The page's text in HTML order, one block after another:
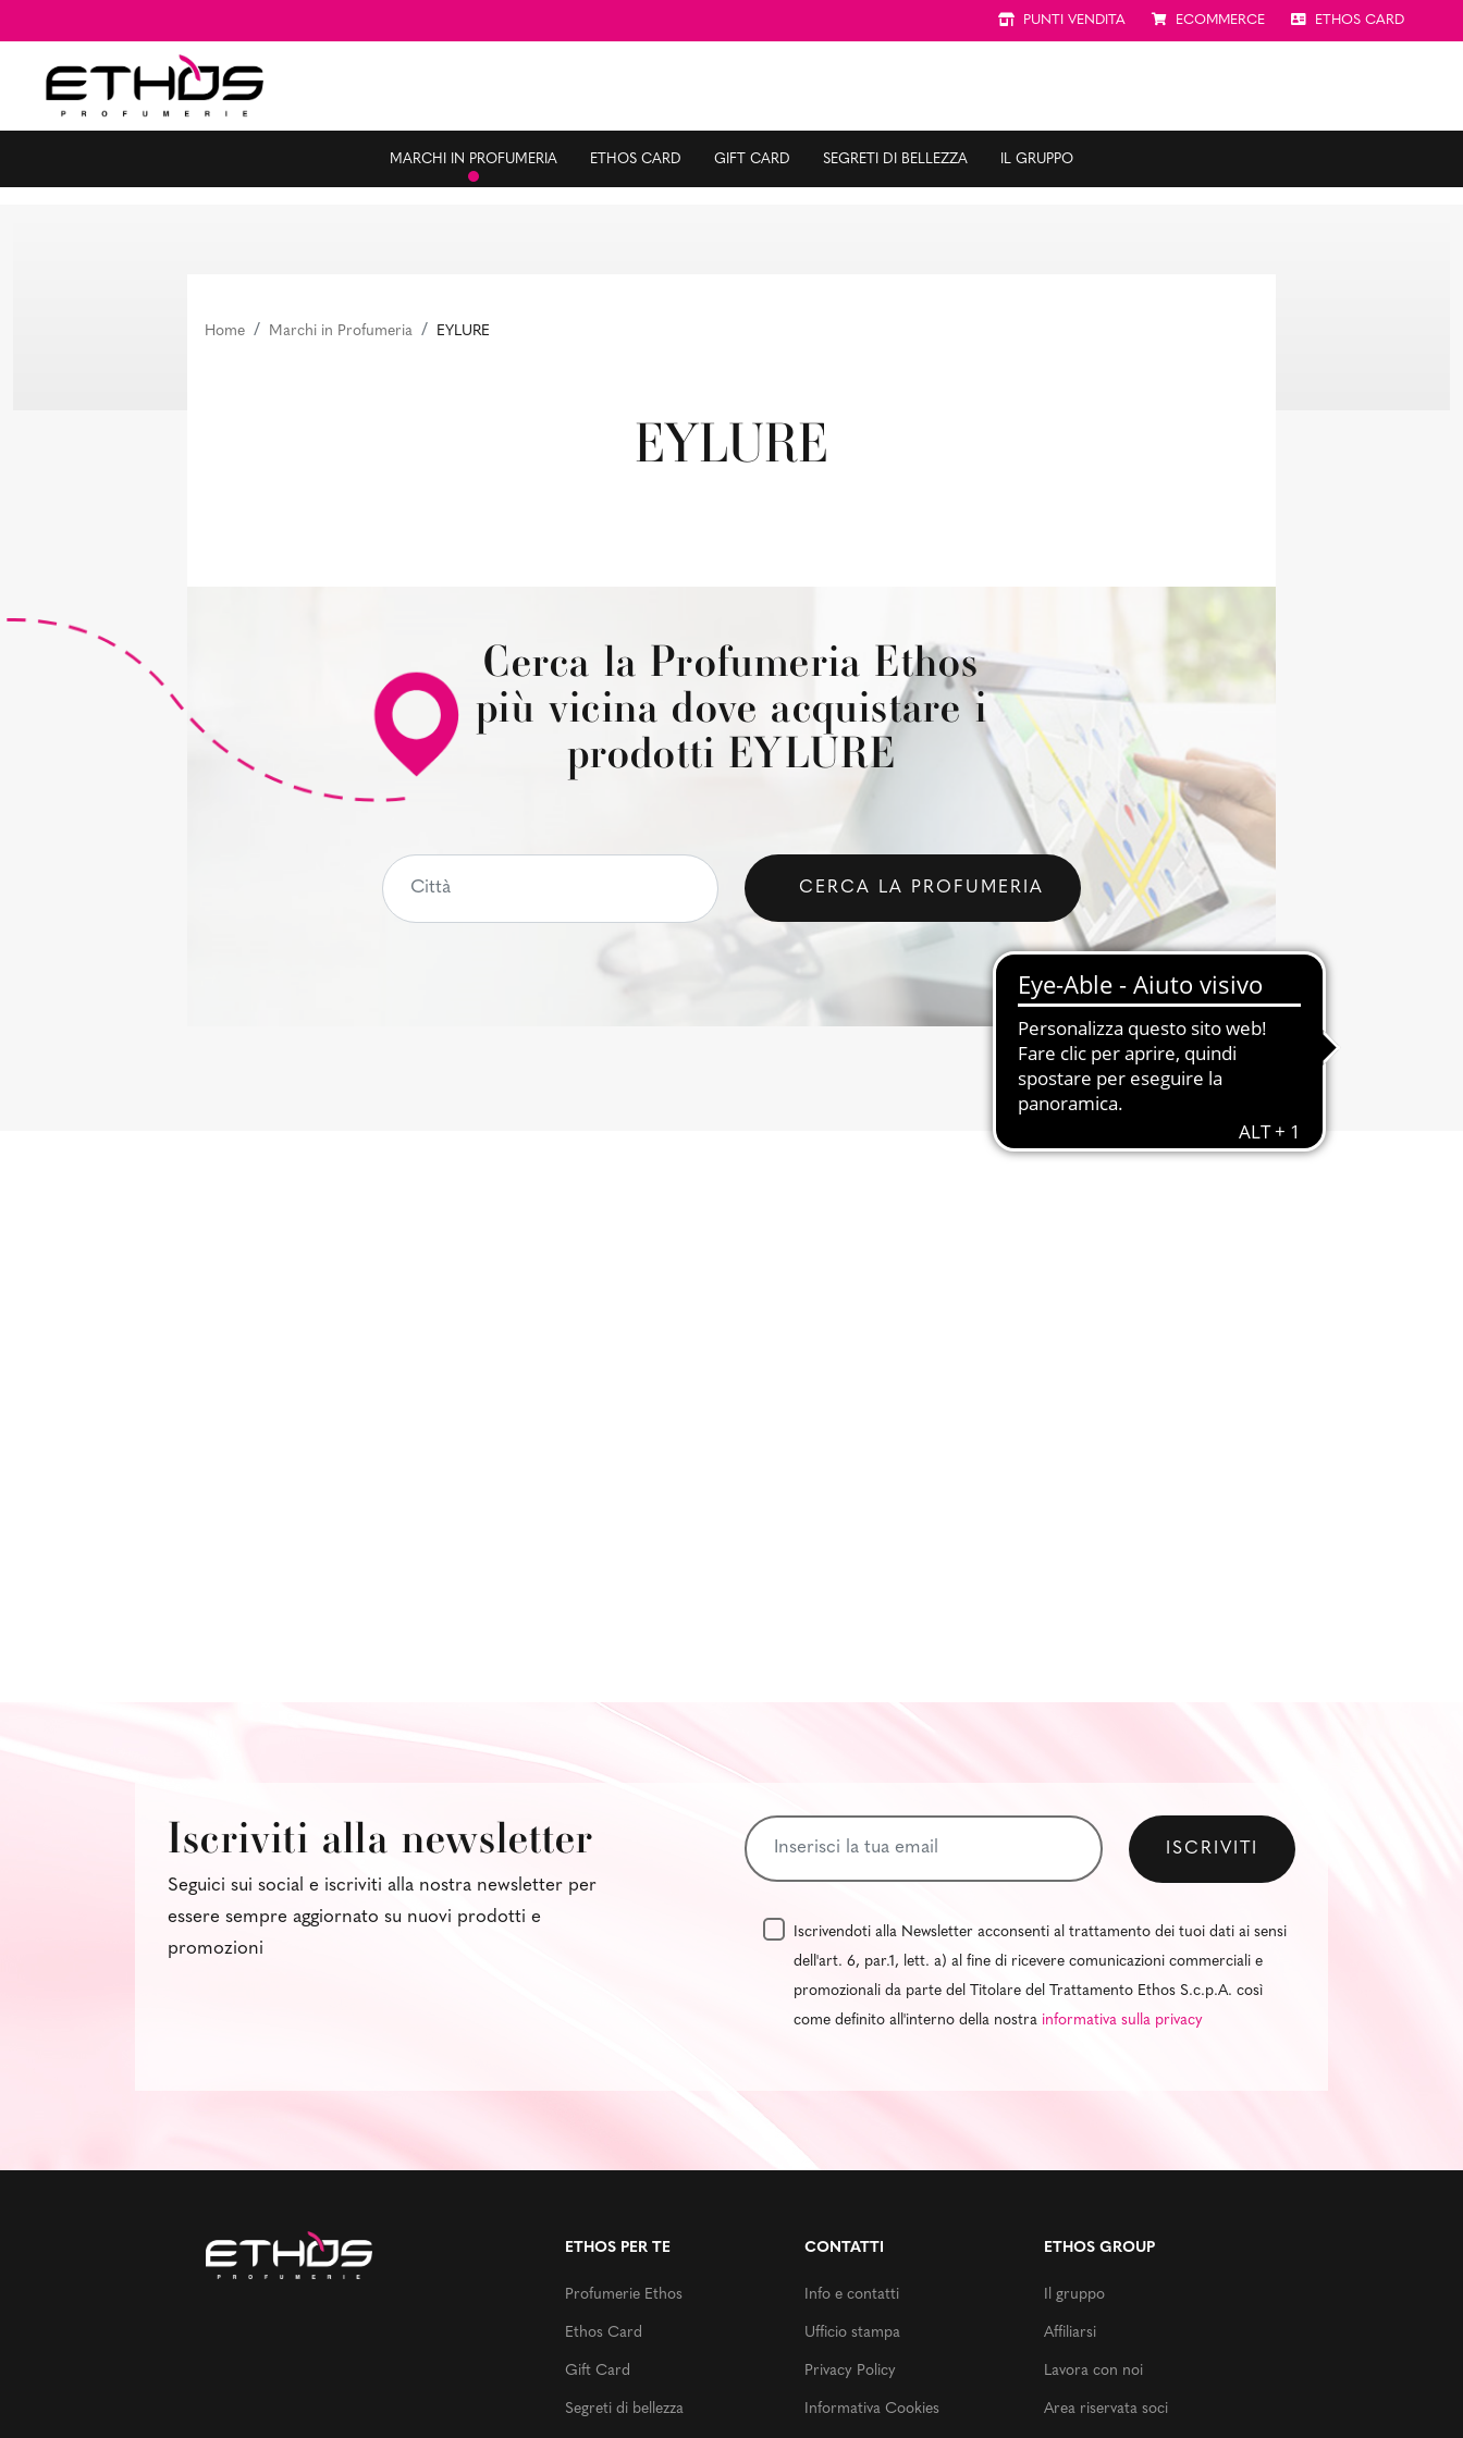
PUNTI VENDITA ECOMMERCE ETHOS CARD
MARCHI IN PROFUMERIA ETHOS CARD GIFT CARD SEGRETI DI BELLEZZA IL GRUPPO
Home Marchi in Profumeria EYLURE
EYLURE
Cerca la Profumeria Ethos
più vicina dove acquistare i
prodotti EYLURE
CERCA LA PROFUMERIA
Iscriviti alla newsletter
Seguici sui social e iscriviti alla nostra newsletter per
essere sempre aggiornato su nuovi prodotti e
promozioni
Iscrivendoti alla Newsletter acconsenti al trattamento dei tuoi dati ai sensi
dell'art. 6, par.1, lett. a) al fine di ricevere comunicazioni commerciali e
promozionali da parte del Titolare del Trattamento Ethos S.c.p.A. così
come definito all'interno della nostra informativa sulla privacy
ETHOS PER TE
Profumerie Ethos
Ethos Card
Gift Card
Segreti di bellezza
CONTATTI
Info e contatti
Ufficio stampa
Privacy Policy
Informativa Cookies
ETHOS GROUP
Il gruppo
Affiliarsi
Lavora con noi
Area riservata soci